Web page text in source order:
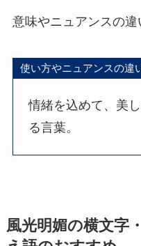
意味やニュアンスの違
使い方やニュアンスの違
情緒を込めて、美
る言葉。
風光明媚の横文字